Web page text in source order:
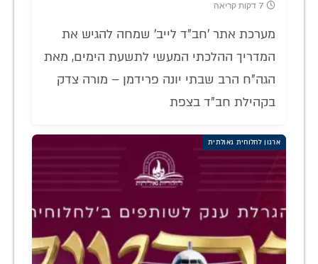
7 דקות קריאה
מערכת אתר 'חב"ד לייב' שמחה להגיש את
המדריך ההלכתי המעשי לתשעת הימים, מאת
הגה"ח הרב שבתי יונה פרידמן – מורה צדק
בקהילת חב"ד בצפת
ארגון לחלוחית גאולתית